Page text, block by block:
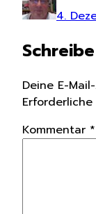
am
4.
Deine E-
Kommentar *